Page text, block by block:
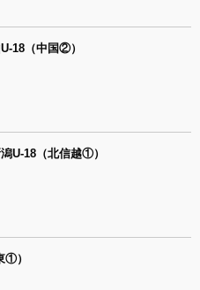
18（中国②）
U-18（北信越①）
①）